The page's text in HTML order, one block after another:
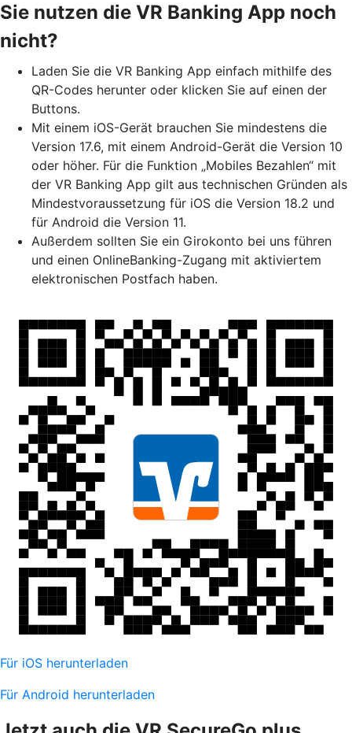
Sie nutzen die VR Banking App noch
nicht?
Laden Sie die VR Banking App einfach mithilfe des
QR-Codes herunter oder klicken Sie auf einen der
Buttons.
Mit einem iOS-Gerät brauchen Sie mindestens die
Version 17.6, mit einem Android-Gerät die Version 10
oder höher. Für die Funktion „Mobiles Bezahlen“ mit
der VR Banking App gilt aus technischen Gründen als
Mindestvoraussetzung für iOS die Version 18.2 und
für Android die Version 11.
Außerdem sollten Sie ein Girokonto bei uns führen
und einen OnlineBanking-Zugang mit aktiviertem
elektronischen Postfach haben.
Für iOS herunterladen
Für Android herunterladen